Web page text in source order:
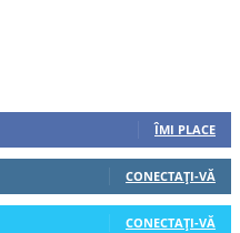
ÎMI PLACE
CONECTAȚI-VĂ
CONECTAȚI-VĂ